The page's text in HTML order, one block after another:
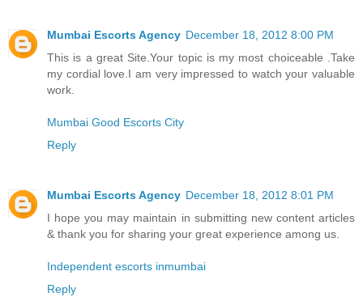
Mumbai Escorts Agency December 18, 2012 8:00 PM
This is a great Site.Your topic is my most choiceable .Take
my cordial love.I am very impressed to watch your valuable
work.
Mumbai Good Escorts City
Reply
Mumbai Escorts Agency December 18, 2012 8:01 PM
I hope you may maintain in submitting new content articles
& thank you for sharing your great experience among us.
Independent escorts inmumbai
Reply